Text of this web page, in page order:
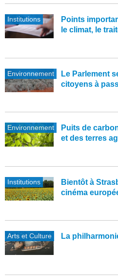
Institutions
Points
le climat, le
Environnement
Le Parlement
citoyens à
Environnement
Puits de
et des terres
Institutions
Bientôt à
cinéma
Arts et Culture La